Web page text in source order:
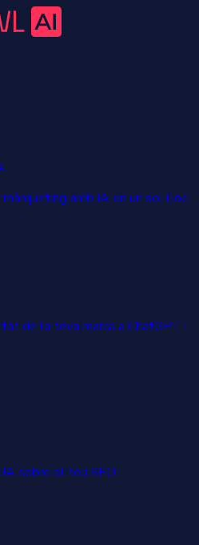
amb IA en un sol lloc.
de la teva marca a ChatGPT i
sobre el teu SEO.